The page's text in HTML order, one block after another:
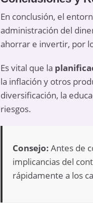
En conclusión, el
administración del
ahorrar e invertir, por
Es vital que la
la inflación y otros
diversificación, la
riesgos.
Consejo: Antes de
implicancias del
rápidamente a los